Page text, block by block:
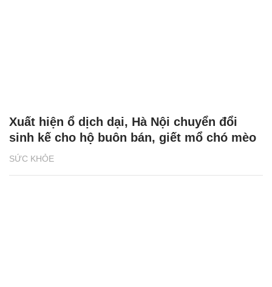
SỨC KHỎE
Xuất hiện ổ dịch dại, Hà Nội chuyển đổi
sinh kế cho hộ buôn bán, giết mổ chó mèo